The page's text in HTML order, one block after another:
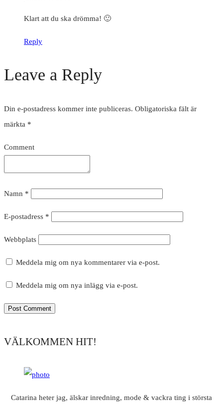
Klart att du ska drömma! 🙂
Reply
Leave a Reply
Din e-postadress kommer inte publiceras. Obligatoriska fält är
märkta *
Comment
Namn *
E-postadress *
Webbplats
Meddela mig om nya kommentarer via e-post.
Meddela mig om nya inlägg via e-post.
VÄLKOMMEN HIT!
Catarina heter jag, älskar inredning, mode & vackra ting i största